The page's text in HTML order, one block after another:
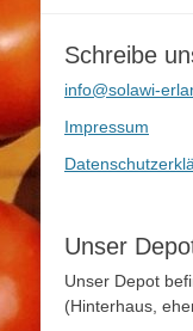
Schreibe
info@solawi-
Impressum
Unser
Unser Depot
(Hinterhaus,